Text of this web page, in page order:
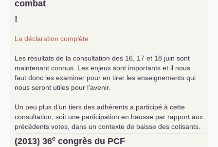
combat
!
La déclaration complète
Les résultats de la consultation des 16, 17 et 18 juin sont
maintenant connus. Les enjeux sont importants et il nous
faut donc les examiner pour en tirer les enseignements qui
nous seront utiles pour l’avenir.
Un peu plus d’un tiers des adhérents a participé à cette
consultation, soit une participation en hausse par rapport aux
précédents votes, dans un contexte de baisse des cotisants.
... lire la suite
(2013) 36e congrès du PCF